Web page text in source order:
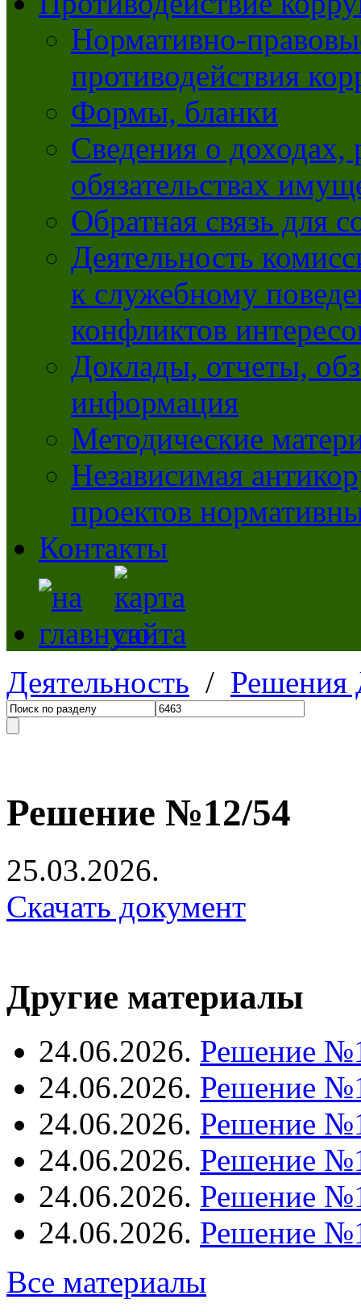
Нормативно-
противодействия
Формы, бланки
Сведения о доходах,
обязательствах
Обратная связь для
Деятельность
к служебному
конфликтов
Доклады, отчеты,
информация
Методические
Независимая
проектов
Контакты
Деятельность /
Решение №12/54
25.03.2026.
Скачать документ
Другие материалы
24.06.2026. Решение
24.06.2026. Решение
24.06.2026. Решение
24.06.2026. Решение
24.06.2026. Решение
24.06.2026. Решение
Все материалы